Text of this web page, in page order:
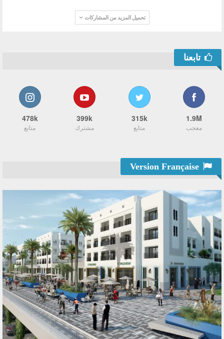
تحميل المزيد من المشاركات
تابعنا
1.9M
معجب
315k
متابع
399k
مشترك
478k
متابع